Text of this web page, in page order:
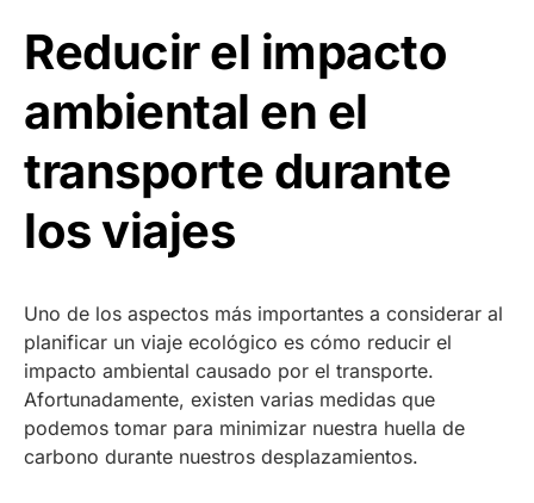
Reducir el impacto
ambiental en el
transporte durante
los viajes
Uno de los aspectos más importantes a considerar al
planificar un viaje ecológico es cómo reducir el
impacto ambiental causado por el transporte.
Afortunadamente, existen varias medidas que
podemos tomar para minimizar nuestra huella de
carbono durante nuestros desplazamientos.